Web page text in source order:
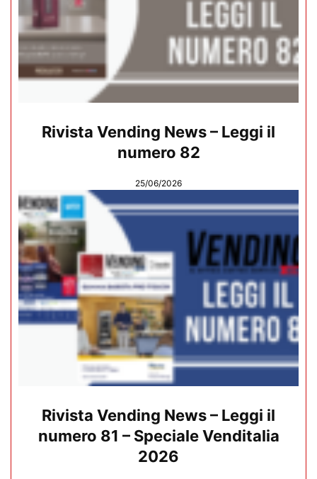
Rivista Vending News – Leggi il
numero 82
25/06/2026
Rivista Vending News – Leggi il
numero 81 – Speciale Venditalia
2026